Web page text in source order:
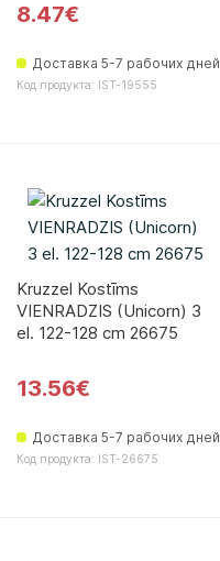
8.47€
Доставка 5-7 рабочих дней
Код продукта: IST-19555
Kruzzel Kostīms
VIENRADZIS (Unicorn) 3
el. 122-128 cm 26675
13.56€
Доставка 5-7 рабочих дней
Код продукта: IST-26675